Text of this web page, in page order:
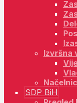
Izvršna
SDP BiH